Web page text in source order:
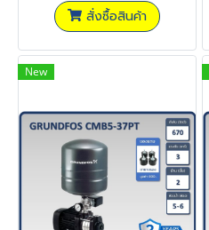
สั่งซื้อสินค้า
New